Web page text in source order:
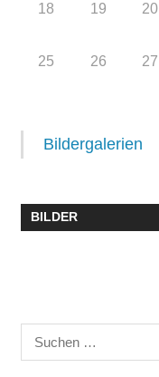
18 19 20
25 26 27
Bildergalerien
BILDER
Suchen
nach: